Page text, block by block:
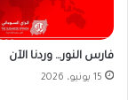
فارس النور… وردنا الآن
15 يونيو، 2026